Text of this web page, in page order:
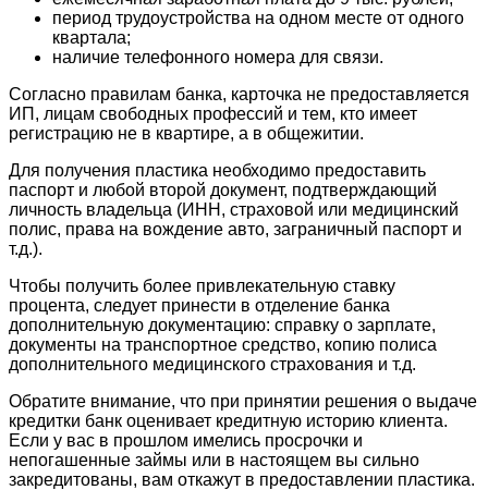
период трудоустройства на одном месте от одного
квартала;
наличие телефонного номера для связи.
Согласно правилам банка, карточка не предоставляется
ИП, лицам свободных профессий и тем, кто имеет
регистрацию не в квартире, а в общежитии.
Для получения пластика необходимо предоставить
паспорт и любой второй документ, подтверждающий
личность владельца (ИНН, страховой или медицинский
полис, права на вождение авто, заграничный паспорт и
т.д.).
Чтобы получить более привлекательную ставку
процента, следует принести в отделение банка
дополнительную документацию: справку о зарплате,
документы на транспортное средство, копию полиса
дополнительного медицинского страхования и т.д.
Обратите внимание, что при принятии решения о выдаче
кредитки банк оценивает кредитную историю клиента.
Если у вас в прошлом имелись просрочки и
непогашенные займы или в настоящем вы сильно
закредитованы, вам откажут в предоставлении пластика.